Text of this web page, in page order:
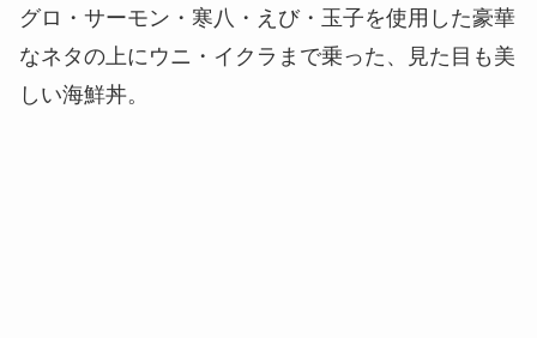
グロ・サーモン・寒八・えび・玉子を使用した豪華
なネタの上にウニ・イクラまで乗った、見た目も美
しい海鮮丼。